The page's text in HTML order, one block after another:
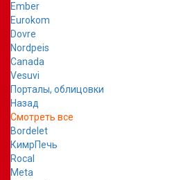
Ember
Eurokom
Dovre
Nordpeis
Canada
Vesuvi
Порталы, облицовки
Назад
Смотреть все
Bordelet
КимрПечь
Rocal
Meta